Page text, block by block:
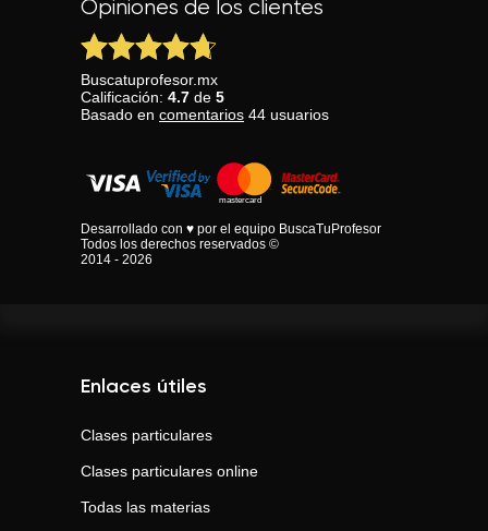
Opiniones de los clientes
Buscatuprofesor.mx
Calificación: 4.7 de 5
Basado en comentarios 44 usuarios
Desarrollado con ♥ por el equipo BuscaTuProfesor
Todos los derechos reservados ©
2014 - 2026
Enlaces útiles
Clases particulares
Clases particulares online
Todas las materias